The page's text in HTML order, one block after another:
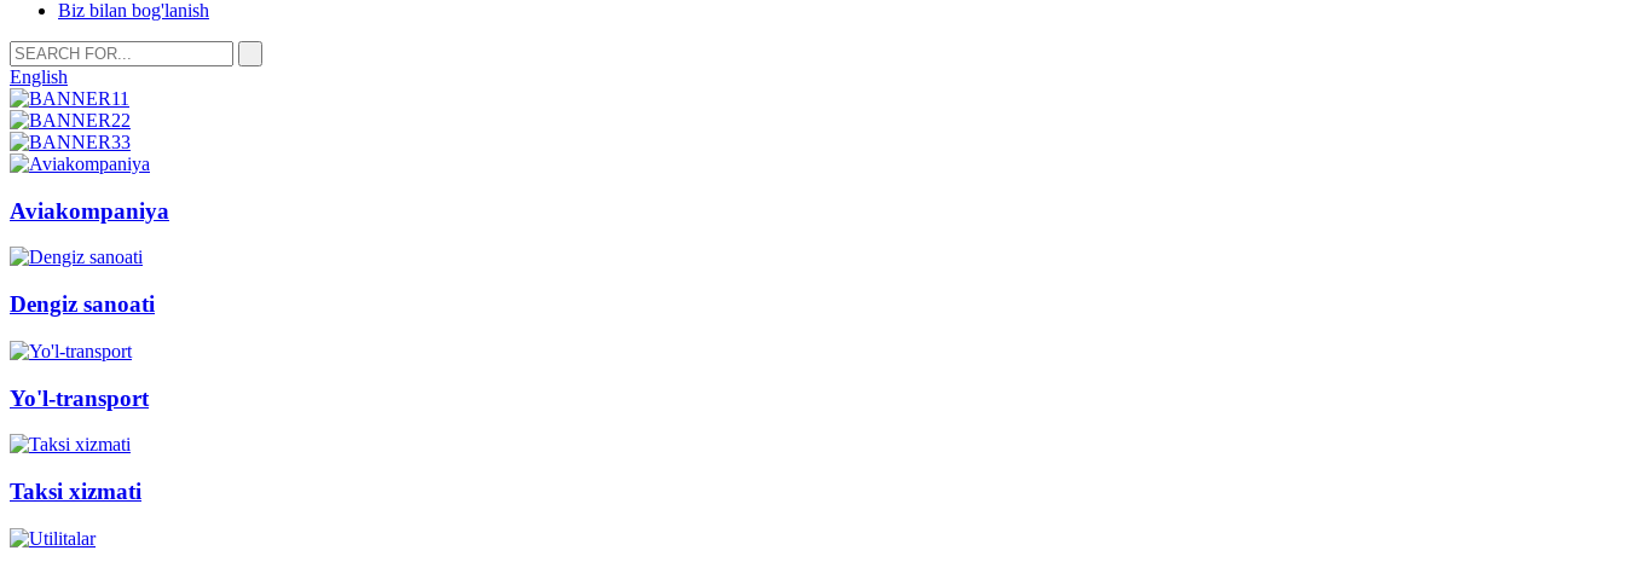
Biz bilan bog'lanish
English
Aviakompaniya
Dengiz sanoati
Yo'l-transport
Taksi xizmati